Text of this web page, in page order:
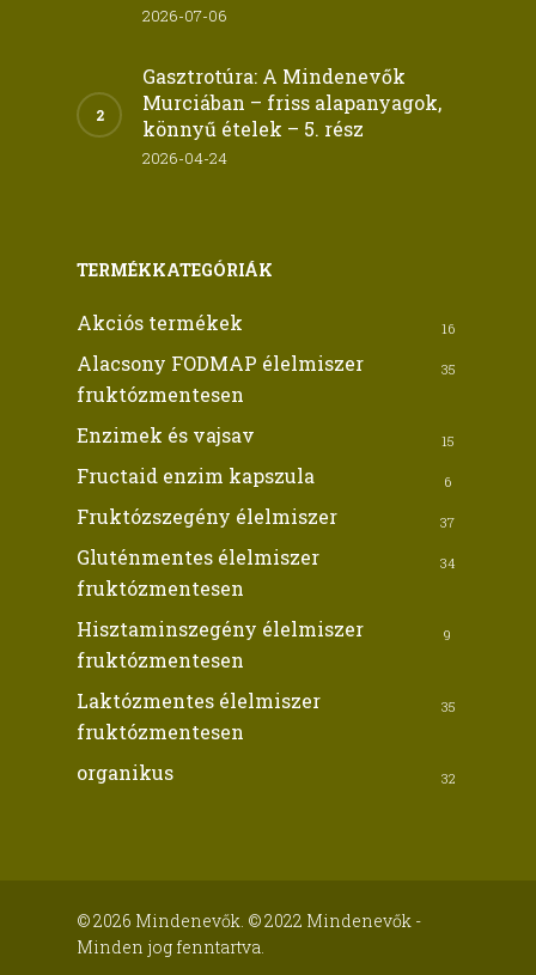
2026-07-06
Gasztrotúra: A Mindenevők
Murciában – friss alapanyagok,
könnyű ételek – 5. rész
2026-04-24
TERMÉKKATEGÓRIÁK
Akciós termékek 16
Alacsony FODMAP élelmiszer
fruktózmentesen
35
Enzimek és vajsav 15
Fructaid enzim kapszula 6
Fruktózszegény élelmiszer 37
Gluténmentes élelmiszer
fruktózmentesen
34
Hisztaminszegény élelmiszer
fruktózmentesen
9
Laktózmentes élelmiszer
fruktózmentesen
35
organikus 32
© 2026 Mindenevők. © 2022 Mindenevők -
Minden jog fenntartva.